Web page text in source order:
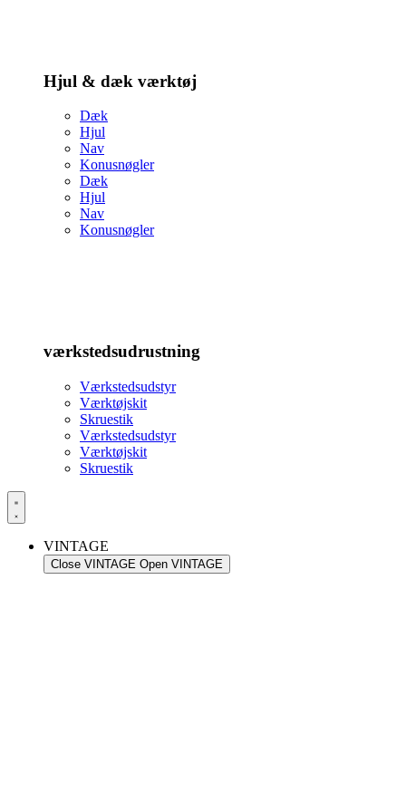
Hjul & dæk værktøj
Dæk
Hjul
Nav
Konusnøgler
Dæk
Hjul
Nav
Konusnøgler
værkstedsudrustning
Værkstedsudstyr
Værktøjskit
Skruestik
Værkstedsudstyr
Værktøjskit
Skruestik
VINTAGE
Close VINTAGE Open VINTAGE